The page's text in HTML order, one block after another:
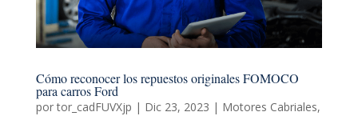
Cómo reconocer los repuestos originales FOMOCO
para carros Ford
portor_cadFUVXjp | Dic 23, 2023 | Motores Cabriales,